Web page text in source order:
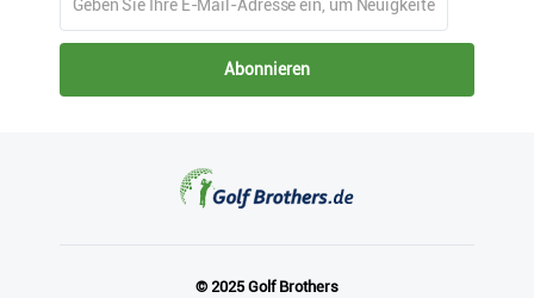
Abonnieren
© 2025 Golf Brothers